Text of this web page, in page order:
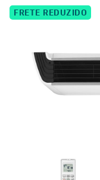
FRETE REDUZIDO